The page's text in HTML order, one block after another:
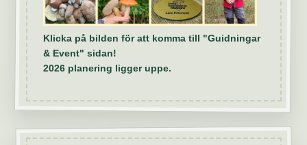
Klicka på bilden för att komma till "Guidningar
& Event" sidan!
2026 planering ligger uppe.